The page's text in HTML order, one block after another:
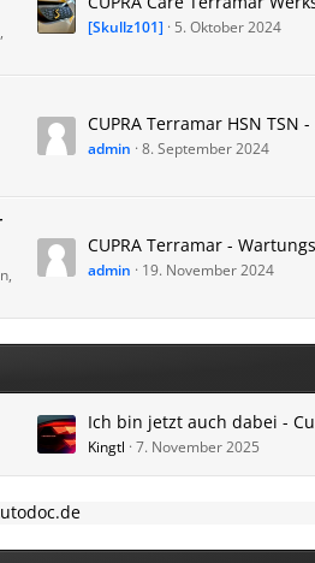
[Skullz101] 5. Oktober 2024
admin 8. September 2024
admin 19. November 2024
Kingtl 7. November 2025